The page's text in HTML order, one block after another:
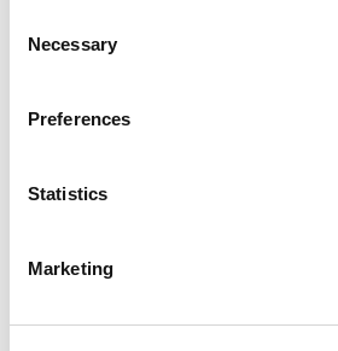
Selection
Necessary
Preferences
Statistics
Marketing
MARQUE PROPRE